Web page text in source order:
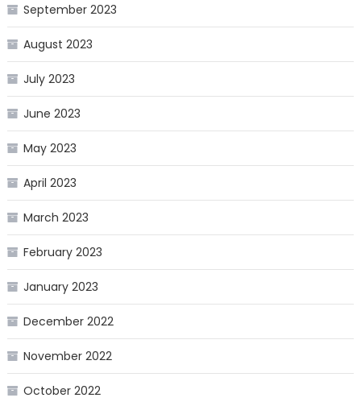
September 2023
August 2023
July 2023
June 2023
May 2023
April 2023
March 2023
February 2023
January 2023
December 2022
November 2022
October 2022